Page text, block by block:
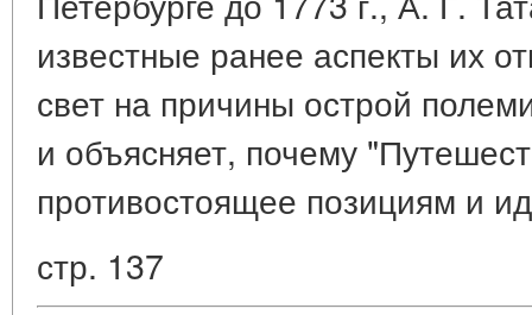
известные ранее аспекты их
свет на причины острой
и объясняет, почему
противостоящее позициям и
стр. 137